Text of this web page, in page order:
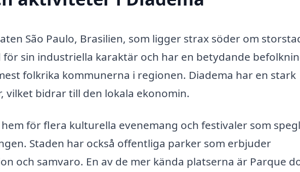
São Paulo, Brasilien, som ligger strax söder om
för sin industriella karaktär och har en betydande
folkrika kommunerna i regionen. Diadema har en stark
vilket bidrar till den lokala ekonomin.
för flera kulturella evenemang och festivaler som
Staden har också offentliga parker som erbjuder
och samvaro. En av de mer kända platserna är Parque